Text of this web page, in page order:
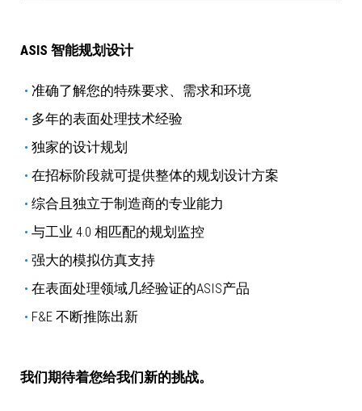
ASIS 智能规划设计
准确了解您的特殊要求、需求和环境
多年的表面处理技术经验
独家的设计规划
在招标阶段就可提供整体的规划设计方案
综合且独立于制造商的专业能力
与工业 4.0 相匹配的规划监控
强大的模拟仿真支持
在表面处理领域几经验证的ASIS产品
F&E 不断推陈出新
我们期待着您给我们新的挑战。